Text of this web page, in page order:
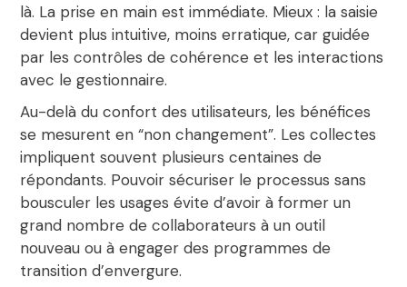
là. La prise en main est immédiate. Mieux : la saisie
devient plus intuitive, moins erratique, car guidée
par les contrôles de cohérence et les interactions
avec le gestionnaire.
Au-delà du confort des utilisateurs, les bénéfices
se mesurent en “non changement”. Les collectes
impliquent souvent plusieurs centaines de
répondants. Pouvoir sécuriser le processus sans
bousculer les usages évite d’avoir à former un
grand nombre de collaborateurs à un outil
nouveau ou à engager des programmes de
transition d’envergure.